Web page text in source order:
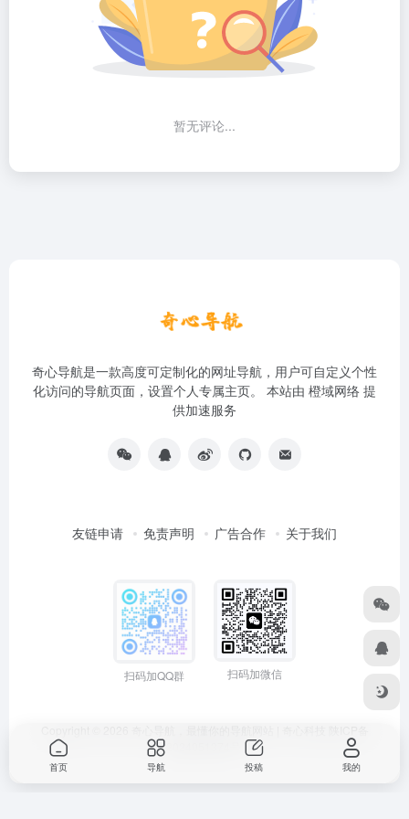
暂无评论...
奇心导航是一款高度可定制化的网址导航，用户可自定义个性
化访问的导航页面，设置个人专属主页。 本站由 橙域网络 提
供加速服务
友链申请 免责声明 广告合作 关于我们
扫码加QQ群 扫码加微信
首页 导航 投稿 我的